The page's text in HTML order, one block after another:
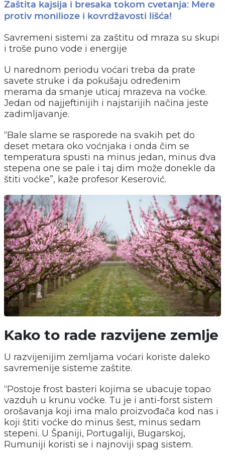
Zaštita kajsija i bresaka tokom cvetanja: Mere
protiv monilioze i kovrdžavosti lišća!
Savremeni sistemi za zaštitu od mraza su skupi
i troše puno vode i energije
U narednom periodu voćari treba da prate
savete struke i da pokušaju određenim
merama da smanje uticaj mrazeva na voćke.
Jedan od najjeftinijih i najstarijih načina jeste
zadimljavanje.
“Bale slame se rasporede na svakih pet do
deset metara oko voćnjaka i onda čim se
temperatura spusti na minus jedan, minus dva
stepena one se pale i taj dim može donekle da
štiti voćke”, kaže profesor Keserović.
Kako to rade razvijene zemlje
U razvijenijim zemljama voćari koriste daleko
savremenije sisteme zaštite.
“Postoje frost basteri kojima se ubacuje topao
vazduh u krunu voćke. Tu je i anti-forst sistem
orošavanja koji ima malo proizvođača kod nas i
koji štiti voćke do minus šest, minus sedam
stepeni. U Španiji, Portugaliji, Bugarskoj,
Rumuniji koristi se i najnoviji spag sistem.